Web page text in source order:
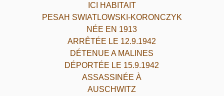
ICI HABITAIT
PESAH SWIATLOWSKI-KORONCZYK
NÉE EN 1913
ARRÊTÉE LE 12.9.1942
DÉTENUE A MALINES
DÉPORTÉE LE 15.9.1942
ASSASSINÉE À
AUSCHWITZ